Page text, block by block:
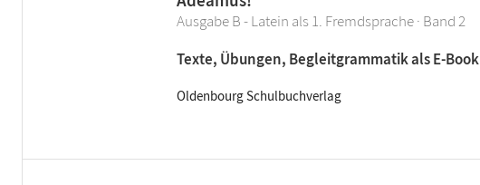
Ausgabe B - Latein als 1. Fremdsprache · Band 2
Texte, Übungen, Begleitgrammatik als E-Book
Oldenbourg Schulbuchverlag